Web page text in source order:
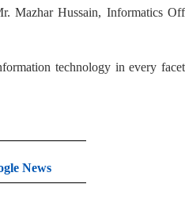
Mazhar Hussain, Informatics
technology in every
News